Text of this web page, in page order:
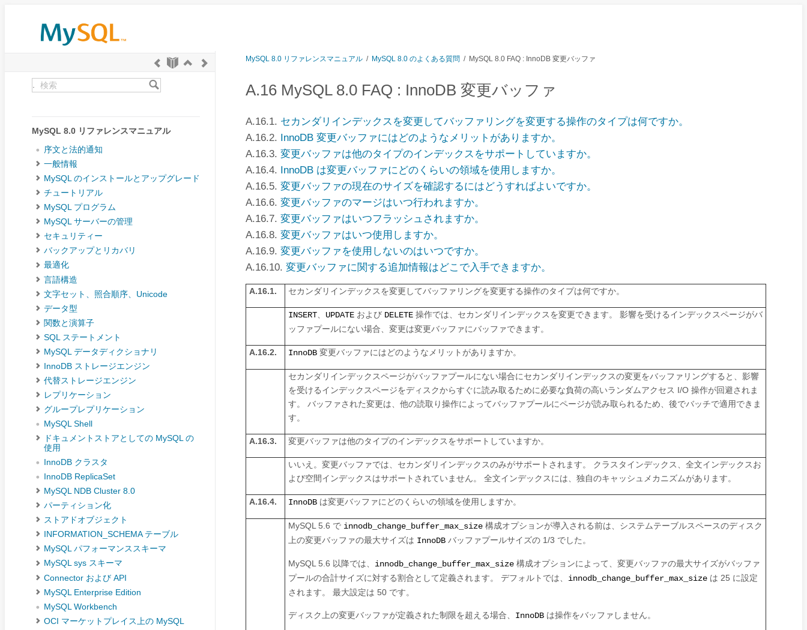
MySQL 8.0 リファレンスマニュアル
序文と法的通知
一般情報
MySQL のインストールとアップグレード
チュートリアル
MySQL プログラム
MySQL サーバーの管理
セキュリティー
バックアップとリカバリ
最適化
言語構造
文字セット、照合順序、Unicode
データ型
関数と演算子
SQL ステートメント
MySQL データディクショナリ
InnoDB ストレージエンジン
代替ストレージエンジン
レプリケーション
グループレプリケーション
MySQL Shell
ドキュメントストアとしての MySQL の
使用
InnoDB クラスタ
InnoDB ReplicaSet
MySQL NDB Cluster 8.0
パーティション化
ストアドオブジェクト
INFORMATION_SCHEMA テーブル
MySQL パフォーマンススキーマ
MySQL sys スキーマ
Connector および API
MySQL Enterprise Edition
MySQL Workbench
OCI マーケットプレイス上の MySQL
MySQL 8.0 リファレンスマニュアル / MySQL 8.0 のよくある質問 / MySQL 8.0 FAQ : InnoDB 変更バッファ
A.16 MySQL 8.0 FAQ : InnoDB 変更バッファ
A.16.1. セカンダリインデックスを変更してバッファリングを変更する操作のタイプは何ですか。
A.16.2. InnoDB 変更バッファにはどのようなメリットがありますか。
A.16.3. 変更バッファは他のタイプのインデックスをサポートしていますか。
A.16.4. InnoDB は変更バッファにどのくらいの領域を使用しますか。
A.16.5. 変更バッファの現在のサイズを確認するにはどうすればよいですか。
A.16.6. 変更バッファのマージはいつ行われますか。
A.16.7. 変更バッファはいつフラッシュされますか。
A.16.8. 変更バッファはいつ使用しますか。
A.16.9. 変更バッファを使用しないのはいつですか。
A.16.10. 変更バッファに関する追加情報はどこで入手できますか。
A.16.1. セカンダリインデックスを変更してバッファリングを変更する操作のタイプは何ですか。
INSERT、 UPDATE および DELETE 操作では、セカンダリインデックスを変更できます。 影響を受けるインデックスページがバ
ッファプールにない場合、変更は変更バッファにバッファできます。
A.16.2. InnoDB 変更バッファにはどのようなメリットがありますか。
セカンダリインデックスページがバッファプールにない場合にセカンダリインデックスの変更をバッファリングすると、影響
を受けるインデックスページをディスクからすぐに読み取るために必要な負荷の高いランダムアクセス I/O 操作が回避されま
す。 バッファされた変更は、他の読取り操作によってバッファプールにページが読み取られるため、後でバッチで適用できま
す。
A.16.3. 変更バッファは他のタイプのインデックスをサポートしていますか。
いいえ。変更バッファでは、セカンダリインデックスのみがサポートされます。 クラスタインデックス、全文インデックスお
よび空間インデックスはサポートされていません。 全文インデックスには、独自のキャッシュメカニズムがあります。
A.16.4. InnoDB は変更バッファにどのくらいの領域を使用しますか。
MySQL 5.6 で innodb_change_buffer_max_size 構成オプションが導入される前は、システムテーブルスペースのディスク
上の変更バッファの最大サイズは InnoDB バッファプールサイズの 1/3 でした。
MySQL 5.6 以降では、 innodb_change_buffer_max_size 構成オプションによって、変更バッファの最大サイズがバッファ
プールの合計サイズに対する割合として定義されます。 デフォルトでは、 innodb_change_buffer_max_size は 25 に設定
されます。 最大設定は 50 です。
ディスク上の変更バッファが定義された制限を超える場合、 InnoDB は操作をバッファしません。